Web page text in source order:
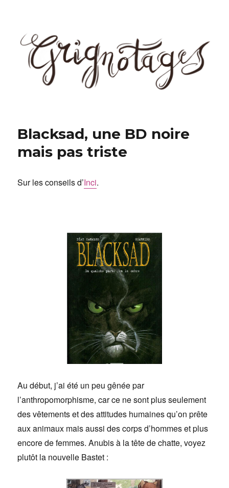
Blacksad, une BD noire
mais pas triste
Sur les conseils d’Inci.
Au début, j’ai été un peu gênée par
l’anthropomorphisme, car ce ne sont plus seulement
des vêtements et des attitudes humaines qu’on prête
aux animaux mais aussi des corps d’hommes et plus
encore de femmes. Anubis à la tête de chatte, voyez
plutôt la nouvelle Bastet :